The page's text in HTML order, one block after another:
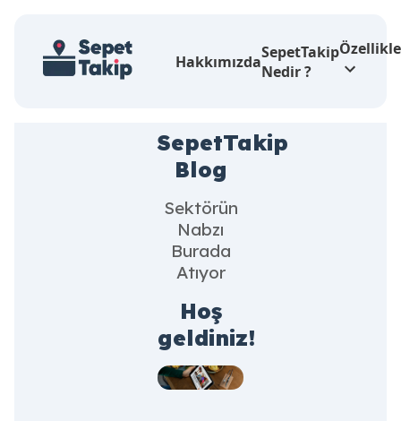
HakkımızdaSepetTakip
Nedir ?
SepetTakip
Blog
Sektörün
Nabzı
Burada
Atıyor
Hoş
geldiniz!